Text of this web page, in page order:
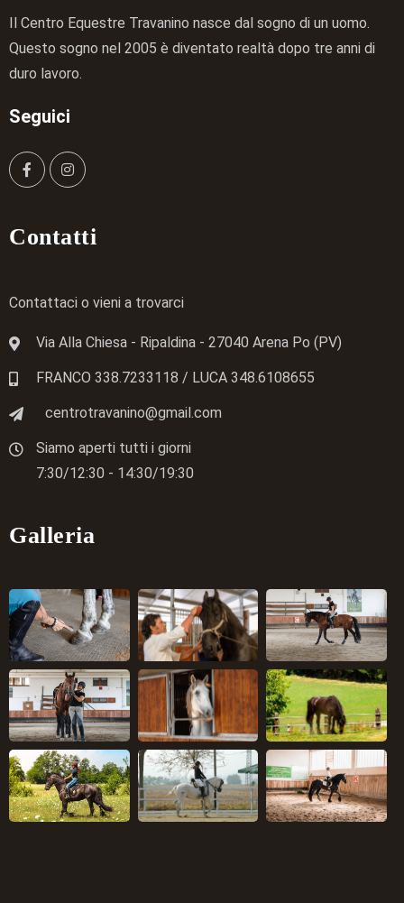
Il Centro Equestre Travanino nasce dal sogno di un uomo.
Questo sogno nel 2005 è diventato realtà dopo tre anni di
duro lavoro.
Seguici
Contatti
Contattaci o vieni a trovarci
Via Alla Chiesa - Ripaldina - 27040 Arena Po (PV)
FRANCO 338.7233118 / LUCA 348.6108655
centrotravanino@gmail.com
Siamo aperti tutti i giorni
7:30/12:30 - 14:30/19:30
Galleria